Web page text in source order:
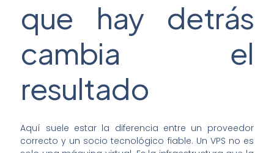
que hay detrás
cambia el
resultado
Aquí suele estar la diferencia entre un proveedor
correcto y un socio tecnológico fiable. Un VPS no es